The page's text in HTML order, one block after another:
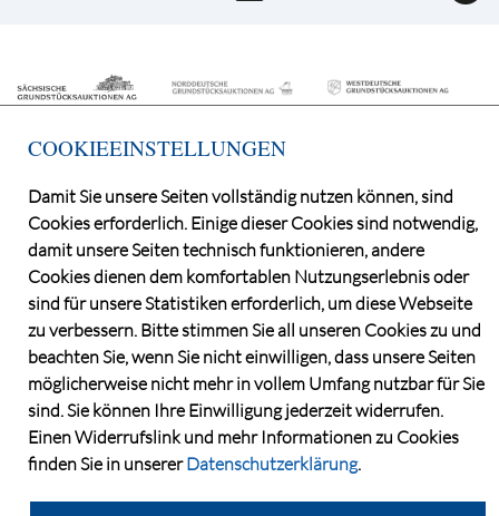
©2026 Deutsche Grundstücksauktionen AG
CONSENT MANAGER
KATALOGBEZUG
OBJEKTFRAGEBOGEN
DATENSCHUTZ
VERSTEIGERUNGSBEDINGUNGEN
IMPRESSUM
KONTAKT
COOKIEEINSTELLUNGEN
Damit Sie unsere Seiten vollständig nutzen können, sind
Cookies erforderlich. Einige dieser Cookies sind notwendig,
damit unsere Seiten technisch funktionieren, andere
Cookies dienen dem komfortablen Nutzungserlebnis oder
sind für unsere Statistiken erforderlich, um diese Webseite
zu verbessern. Bitte stimmen Sie all unseren Cookies zu und
beachten Sie, wenn Sie nicht einwilligen, dass unsere Seiten
möglicherweise nicht mehr in vollem Umfang nutzbar für Sie
sind. Sie können Ihre Einwilligung jederzeit widerrufen.
Einen Widerrufslink und mehr Informationen zu Cookies
finden Sie in unsererDatenschutzerklärung.